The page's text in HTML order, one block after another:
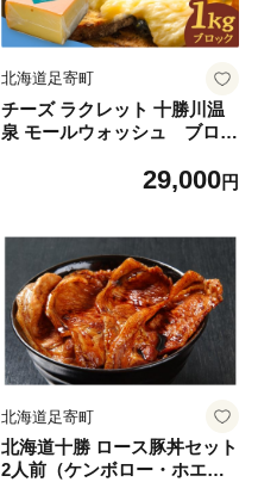
北海道足寄町
チーズ ラクレット 十勝川温
泉 モールウォッシュ ブロッ
同会社あしょろチーズ工房】
十勝 あしょろ 29000 29000円
29,000円
北海道足寄町
北海道十勝 ロース豚丼セット
2人前（ケンボロー・ホエー